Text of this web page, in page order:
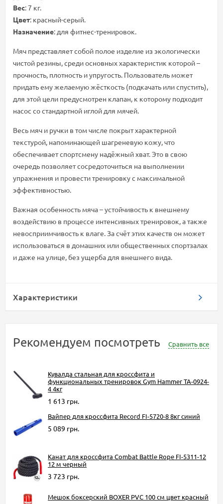
Вес: 7 кг.
Цвет: красный-серый.
Назначение: для фитнес-тренировок.
Мяч представляет собой полое изделие из экологически
чистой резины, среди основных характеристик которой –
прочность, плотность и упругость. Пользователь может
придать ему желаемую жёсткость (подкачать или спустить),
для этой цели предусмотрен клапан, к которому подходит
насос со стандартной иглой для мячей.
Весь мяч и ручки в том числе покрыт характерной
текстурой, напоминающей шагреневую кожу, что
обеспечивает спортсмену надёжный хват. Это в свою
очередь позволяет сосредоточиться на выполнении
упражнения и провести тренировку с максимальной
эффективностью.
Важная особенность мяча – устойчивость к внешнему
воздействию в процессе интенсивных тренировок, а также
невосприимчивость к влаге. За счёт этих качеств он может
использоваться в домашних или общественных спортзалах
и даже на улице, без ущерба для внешнего вида.
Характеристики
Рекомендуем посмотреть Сравнить все
Кувалда стальная для кроссфита и
функциональных тренировок Gym Hammer TA-0924-
4 4кг
1 613 грн.
Вайпер для кроссфита Record FI-5720-8 8кг синий
5 089 грн.
Канат для кроссфита Combat Battle Rope FI-5311-12
12 м черный
3 723 грн.
Мешок боксерский BOXER PVC 100 см цвет красный